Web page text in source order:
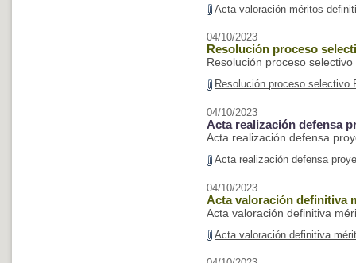
Acta valoración méritos
04/10/2023
Resolución proceso
Resolución proceso
Resolución proceso selectivo
04/10/2023
Acta realización defensa
Acta realización defensa
Acta realización defensa
04/10/2023
Acta valoración definitiva
Acta valoración definitiva
Acta valoración definitiva